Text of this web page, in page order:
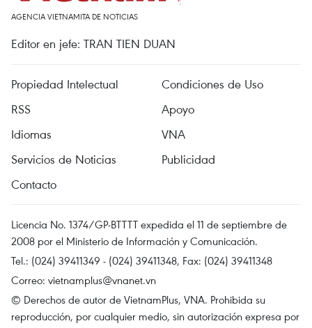
AGENCIA VIETNAMITA DE NOTICIAS
Editor en jefe: TRAN TIEN DUAN
Propiedad Intelectual
Condiciones de Uso
RSS
Apoyo
Idiomas
VNA
Servicios de Noticias
Publicidad
Contacto
Licencia No. 1374/GP-BTTTT expedida el 11 de septiembre de
2008 por el Ministerio de Información y Comunicación.
Tel.: (024) 39411349 - (024) 39411348, Fax: (024) 39411348
Correo: vietnamplus@vnanet.vn
© Derechos de autor de VietnamPlus, VNA. Prohibida su
reproducción, por cualquier medio, sin autorización expresa por